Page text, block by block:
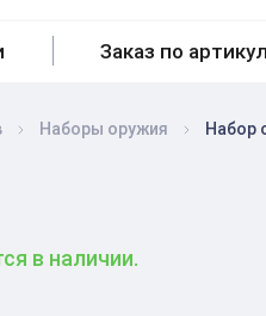
Заказ по
Наборы оружия Набор
в наличии.